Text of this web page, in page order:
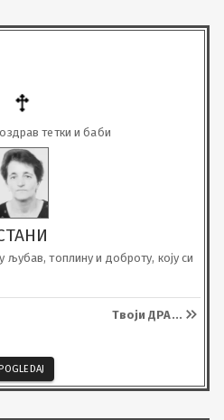
тетки и баби
топлину и доброту, коју си
Твоји ДРА...